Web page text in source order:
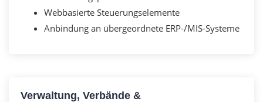
Webbasierte Steuerungselemente
Anbindung an übergeordnete ERP-/MIS-Systeme
Verwaltung, Verbände &